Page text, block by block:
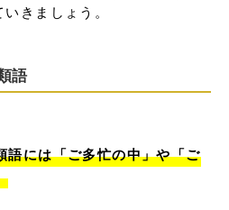
きましょう。
語
語には「ご多忙の中」や「ご